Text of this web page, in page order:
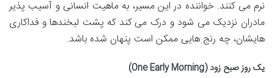
نرم می کنند. خواننده در این مسیر، به ماهیت انسانی و آسیب پذیر
مادران نزدیک می شود و درک می کند که پشت لبخندها و فداکاری
هایشان، چه رنج هایی ممکن است پنهان شده باشد.
یک روز صبح زود (One Early Morning)